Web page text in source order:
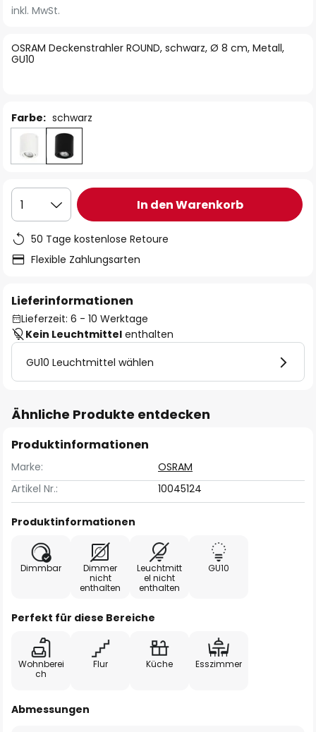
der
springen
OSRAM Deckenstrahler ROUND, schwarz, Ø 8 cm, Metall,
GU10
inkl. MwSt.
Farbe: schwarz
1 In den Warenkorb
50 Tage kostenlose Retoure
Flexible Zahlungsarten
Lieferinformationen
Lieferzeit: 6 - 10 Werktage
Kein Leuchtmittel enthalten
GU10 Leuchtmittel wählen
Ähnliche Produkte entdecken
Produktinformationen
Marke:
OSRAM
Artikel Nr.:
10045124
Produktinformationen
Dimmbar
Dimmer
nicht
enthalten
Leuchtmitt
el nicht
enthalten
GU10
Perfekt für diese Bereiche
Wohnberei
ch
Flur Küche Esszimmer
Abmessungen